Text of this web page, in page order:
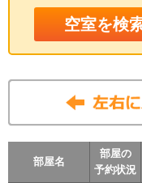
部屋名
部屋の
予約状況
部屋名
部屋の
予約状況
部屋名
部屋の
予約状況
部屋名
部屋の
予約状況